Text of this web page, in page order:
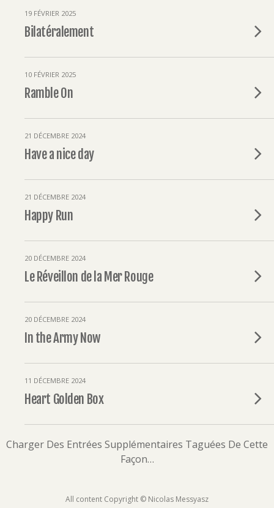
19 FÉVRIER 2025
Bilatéralement
10 FÉVRIER 2025
Ramble On
21 DÉCEMBRE 2024
Have a nice day
21 DÉCEMBRE 2024
Happy Run
20 DÉCEMBRE 2024
Le Réveillon de la Mer Rouge
20 DÉCEMBRE 2024
In the Army Now
11 DÉCEMBRE 2024
Heart Golden Box
Charger Des Entrées Supplémentaires Taguées De Cette
Façon…
All content Copyright © Nicolas Messyasz